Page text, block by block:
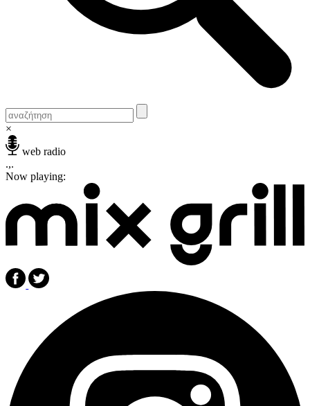
×
web radio
.,.
Now playing: